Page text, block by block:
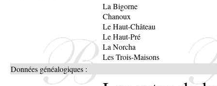
La Bigorne
Chanoux
Le Haut-Château
Le Haut-Pré
La Norcha
Les Trois-Maisons
Données généalogiques :